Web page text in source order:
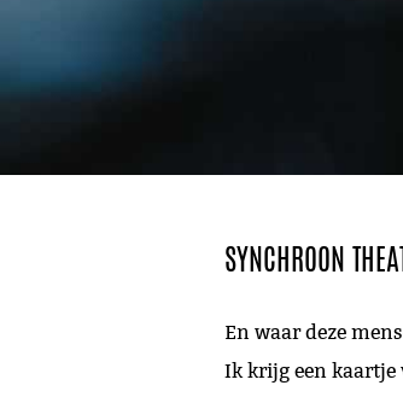
SYNCHROON
En waar deze
Ik krijg een kaartje